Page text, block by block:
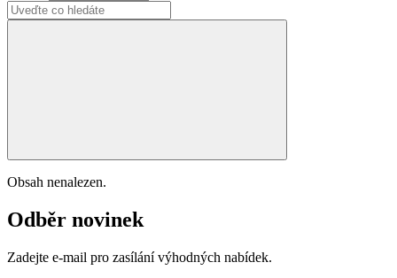
Obsah nenalezen.
Odběr novinek
Zadejte e-mail pro zasílání výhodných nabídek.